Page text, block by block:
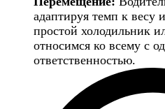
адаптируя темп к весу
простой холодильник
относимся ко всему с
ответственностью.